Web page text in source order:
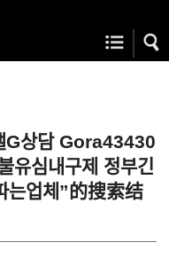
G상담 Gora43430
유심내구제 정부긴
는업체”的搜索结